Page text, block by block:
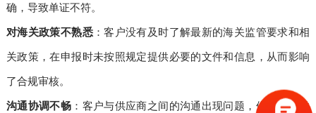
确，导致单证不符。
对海关政策不熟悉：客户没有及时了解最新的海关监管要求和相
关政策，在申报时未按照规定提供必要的文件和信息，从而影响
了合规审核。
沟通协调不畅 ：客户与供应商之间的沟通出现问题，供应商提供